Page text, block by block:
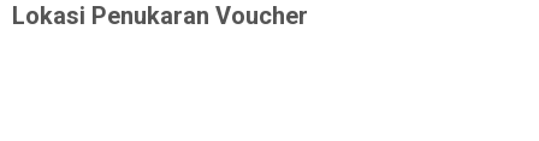
Lokasi Penukaran Voucher